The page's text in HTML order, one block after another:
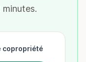
minutes.
copropriété